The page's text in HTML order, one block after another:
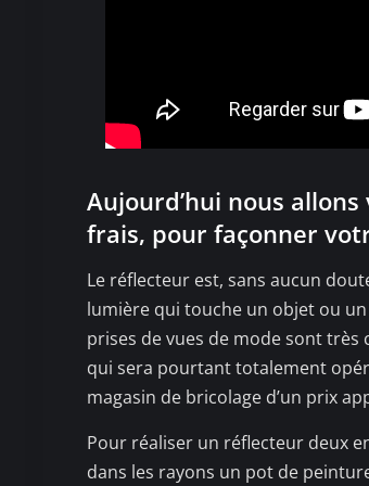
Aujourd’hui nous
frais, pour façonner
Le réflecteur est, sans aucun
lumière qui touche un objet ou
prises de vues de mode sont
qui sera pourtant totalement
magasin de bricolage d’un prix
Pour réaliser un réflecteur deux
dans les rayons un pot de